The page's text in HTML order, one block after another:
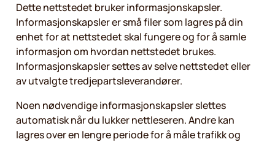
Dette nettstedet bruker informasjonskapsler.
Informasjonskapsler er små filer som lagres på din
enhet for at nettstedet skal fungere og for å samle
informasjon om hvordan nettstedet brukes.
Informasjonskapsler settes av selve nettstedet eller
av utvalgte tredjepartsleverandører.
Noen nødvendige informasjonskapsler slettes
automatisk når du lukker nettleseren. Andre kan
lagres over en lengre periode for å måle trafikk og